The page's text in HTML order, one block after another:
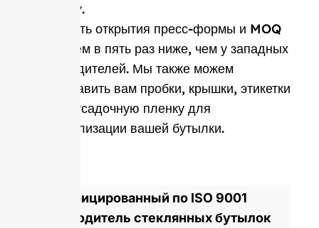
доставку.
Стоимость открытия пресс-формы и MOQ
в среднем в пять раз ниже, чем у западных
производителей. Мы также можем
предоставить вам пробки, крышки, этикетки
и термоусадочную пленку для
персонализации вашей бутылки.
Сертифицированный по ISO 9001
производитель стеклянных бутылок